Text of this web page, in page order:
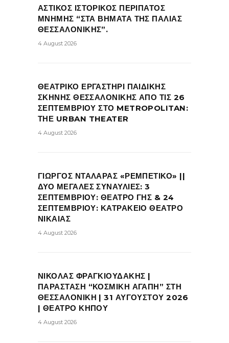
ΑΣΤΙΚΟΣ ΙΣΤΟΡΙΚΟΣ ΠΕΡΙΠΑΤΟΣ
ΜΝΗΜΗΣ “ΣΤΑ ΒΗΜΑΤΑ ΤΗΣ ΠΑΛΙΑΣ
ΘΕΣΣΑΛΟΝΙΚΗΣ”.
4 August 2026
ΘΕΑΤΡΙΚΟ ΕΡΓΑΣΤΗΡΙ ΠΑΙΔΙΚΗΣ
ΣΚΗΝΗΣ ΘΕΣΣΑΛΟΝΙΚΗΣ ΑΠΟ ΤΙΣ 26
ΣΕΠΤΕΜΒΡΙΟΥ ΣΤΟ METROPOLITAN:
ΤΗΕ URBAN THEATER
4 August 2026
ΓΙΩΡΓΟΣ ΝΤΑΛΑΡΑΣ «ΡΕΜΠΕΤΙΚΟ» ||
ΔΥΟ ΜΕΓΑΛΕΣ ΣΥΝΑΥΛΙΕΣ: 3
ΣΕΠΤΕΜΒΡΙΟΥ: ΘΕΑΤΡΟ ΓΗΣ & 24
ΣΕΠΤΕΜΒΡΙΟΥ: ΚΑΤΡΑΚΕΙΟ ΘΕΑΤΡΟ
ΝΙΚΑΙΑΣ
4 August 2026
ΝΙΚΟΛΑΣ ΦΡΑΓΚΙΟΥΔΑΚΗΣ |
ΠΑΡΑΣΤΑΣΗ “ΚΟΣΜΙΚΗ ΑΓΑΠΗ” ΣΤΗ
ΘΕΣΣΑΛΟΝΙΚΗ | 31 ΑΥΓΟΥΣΤΟΥ 2026
| ΘΕΑΤΡΟ ΚΗΠΟΥ
4 August 2026